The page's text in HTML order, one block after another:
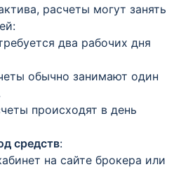
расчеты могут занять
два рабочих дня
обычно занимают один
происходят в день
средств:
на сайте брокера или